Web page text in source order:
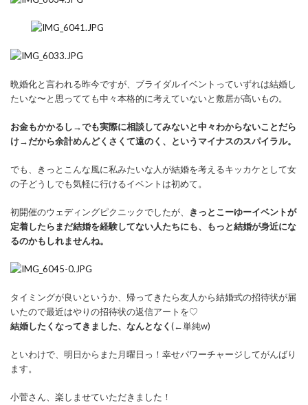
晩婚化と言われる昨今ですが、ブライダルイベントっていずれは結婚し
たいな〜と思ってても中々本格的に考えていないと敷居が高いもの。
お金もかかるし→でも実際に相談してみないと中々わからないことだら
け→だから余計めんどくさくて遠のく、というマイナスのスパイラル。
でも、きっとこんな風に私みたいな人が結婚を考えるキッカケとして女
の子どうしでも気軽に行けるイベントは初めて。
初開催のウェディングピクニックでしたが、
きっとこーゆーイベントが
定着したらまだ結婚を経験してない人たちにも、もっと結婚が身近にな
るのかもしれませんね。
タイミングが良いというか、帰ってきたら友人から結婚式の招待状が届
いたので最近はやりの招待状の返信アートを♡
結婚したくなってきました、なんとなく (←単純w)
といわけで、明日からまた月曜日っ！幸せパワーチャージしてがんばり
ます。
小菅さん、楽しませていただきました！